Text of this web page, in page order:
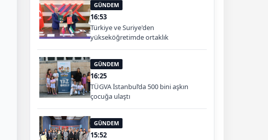
GÜNDEM
16:53
Türkiye ve Suriye'den
yükseköğretimde ortaklık
GÜNDEM
16:25
TÜGVA İstanbul’da 500 bini aşkın
çocuğa ulaştı
GÜNDEM
15:52